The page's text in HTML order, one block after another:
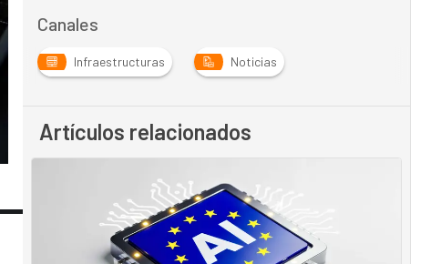
Canales
Infraestructuras Noticias
Artículos relacionados